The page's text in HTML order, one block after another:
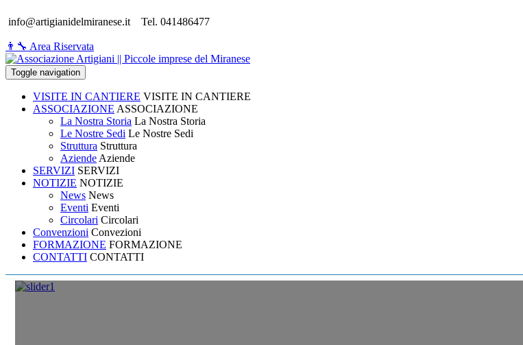
info@artigianidelmiranese.it Tel. 041486477
👨‍🔧 Area Riservata
Toggle navigation
VISITE IN CANTIERE VISITE IN CANTIERE
ASSOCIAZIONE ASSOCIAZIONE
La Nostra Storia La Nostra Storia
Le Nostre Sedi Le Nostre Sedi
Struttura Struttura
Aziende Aziende
SERVIZI SERVIZI
NOTIZIE NOTIZIE
News News
Eventi Eventi
Circolari Circolari
Convenzioni Convezioni
FORMAZIONE FORMAZIONE
CONTATTI CONTATTI